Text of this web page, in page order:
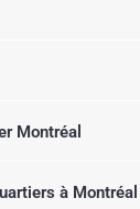
Montréal
à Montréal